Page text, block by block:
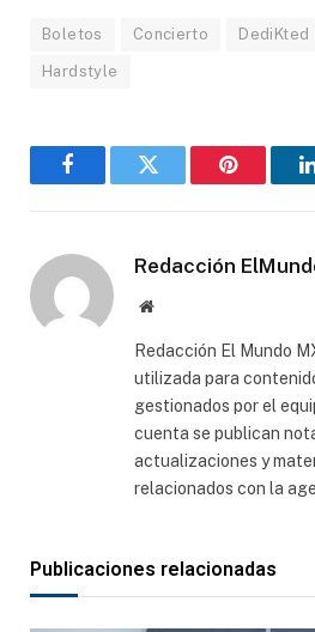
Boletos Concierto DediKted
Hardstyle
FacebookGorjeo Pinterest
Redacción
Sitio
Redacción El Mundo
utilizada para
gestionados por el
cuenta se publican
actualizaciones y
relacionados con la
Publicaciones relacionadas